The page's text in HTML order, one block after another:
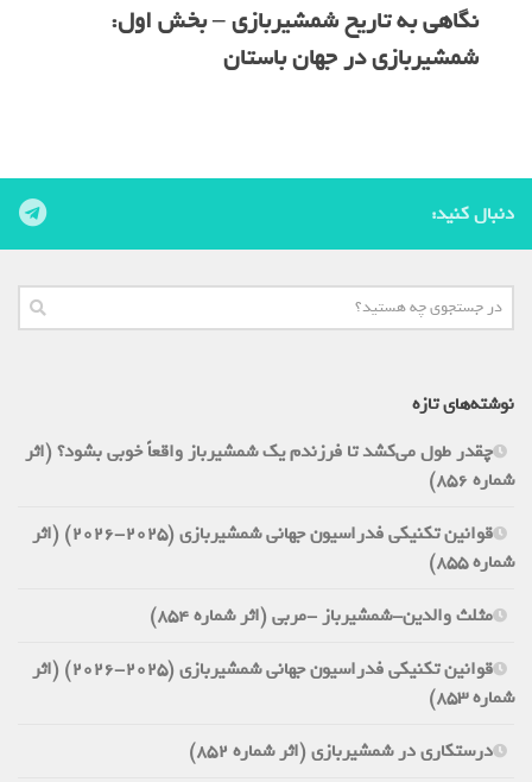
نگاهی به تاریخ شمشیربازی – بخش اول:
شمشیربازی در جهان باستان
دنبال کنید:
نوشته‌های تازه
چقدر طول می‌کشد تا فرزندم یک شمشیرباز واقعاً خوبی بشود؟ (اثر
شماره 856)
قوانین تکنیکی فدراسیون جهانی شمشیربازی (2025-2026) (اثر
شماره 855)
مثلث والدین-شمشیرباز -مربی (اثر شماره 854)
قوانین تکنیکی فدراسیون جهانی شمشیربازی (2025-2026) (اثر
شماره 853)
درستکاری در شمشیربازی (اثر شماره 852)